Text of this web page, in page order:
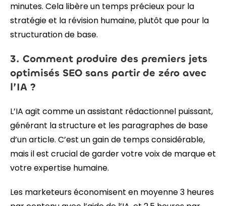
minutes. Cela libère un temps précieux pour la
stratégie et la révision humaine, plutôt que pour la
structuration de base.
3. Comment produire des premiers jets
optimisés SEO sans partir de zéro avec
l’IA ?
L’IA agit comme un assistant rédactionnel puissant,
générant la structure et les paragraphes de base
d’un article. C’est un gain de temps considérable,
mais il est crucial de garder votre voix de marque et
votre expertise humaine.
Les marketeurs économisent en moyenne 3 heures